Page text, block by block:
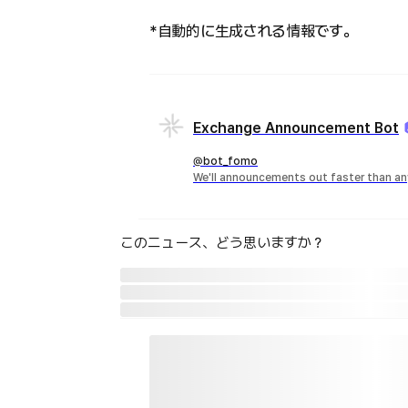
*自動的に生成される情報です。
Exchange Announcement Bot
@bot_fomo
We'll announcements out faster than
このニュース、どう思いますか？